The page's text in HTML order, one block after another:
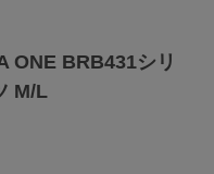
ONE BRB431シリ
M/L